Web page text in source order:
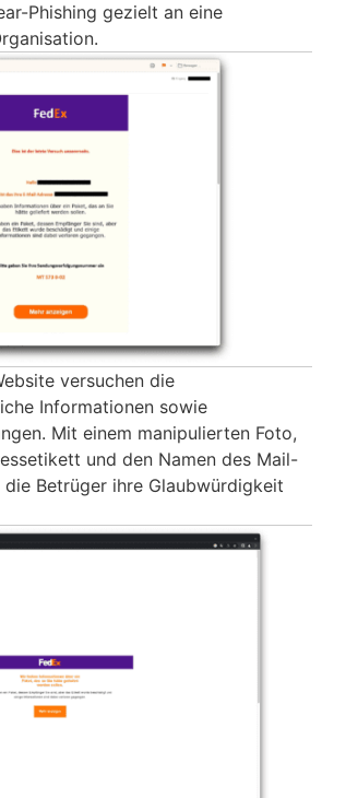
Phishing gezielt an eine
versuchen die
Informationen sowie
Mit einem manipulierten Foto,
und den Namen des Mail-
Betrüger ihre Glaubwürdigkeit